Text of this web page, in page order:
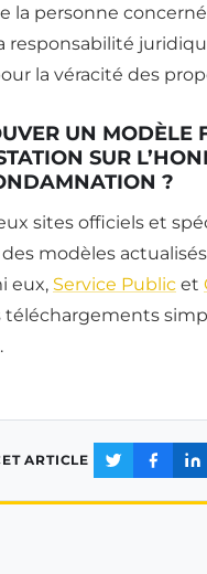
la personne
responsabilité
la véracité des
UN MODÈLE
SUR
?
sites officiels et
modèles
eux, Service Public et
téléchargements
ARTICLE